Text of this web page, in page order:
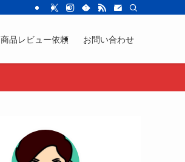
商品レビュー依頼 お問い合わせ